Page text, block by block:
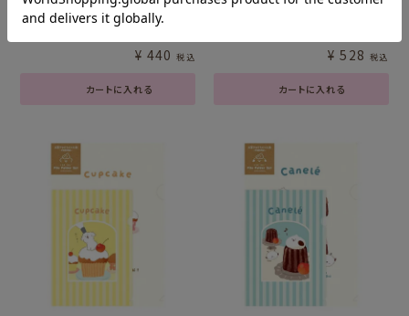
お持ち帰りﾒﾓﾌﾞﾛｯｸ ｱｻﾞﾗｼ
お菓子などうぶつ工房
カートに入れる
¥ 440 税込
ｸﾘｱﾌｧｲﾙA5A6ｾｯﾄ ﾈｺ お菓
カートに入れる
¥ 528 税込